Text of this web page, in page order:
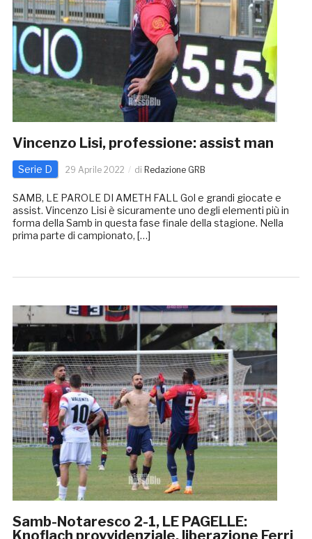
Vincenzo Lisi, professione: assist man
Serie D 29 Aprile 2022 di Redazione GRB
SAMB, LE PAROLE DI AMETH FALL Gol e grandi giocate e
assist. Vincenzo Lisi è sicuramente uno degli elementi più in
forma della Samb in questa fase finale della stagione. Nella
prima parte di campionato, […]
Samb-Notaresco 2-1, LE PAGELLE: